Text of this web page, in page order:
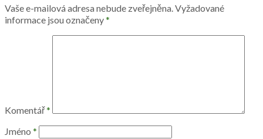
Vaše e-mailová adresa nebude zveřejněna.Vyžadované
informace jsou označeny*
Komentář*
Jméno *